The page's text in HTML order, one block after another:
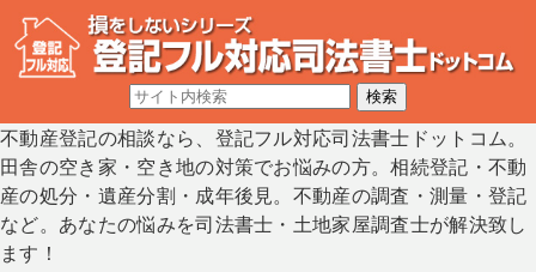
不動産登記の相談なら、登記フル対応司法書士ドットコム。
田舎の空き家・空き地の対策でお悩みの方。相続登記・不動
産の処分・遺産分割・成年後見。不動産の調査・測量・登記
など。あなたの悩みを司法書士・土地家屋調査士が解決致し
ます！